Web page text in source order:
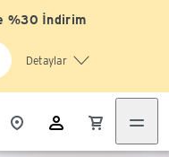
%30 İndirim
Detaylar